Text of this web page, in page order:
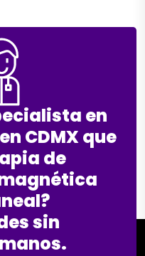
en
CDMX que
de
sin